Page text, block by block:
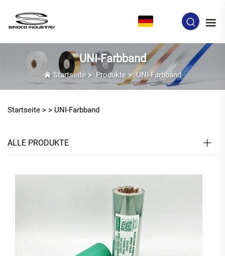
UNI-Farbband
Startseite > Produkte >UNI-Farbband
Startseite > > UNI-Farbband
ALLE PRODUKTE